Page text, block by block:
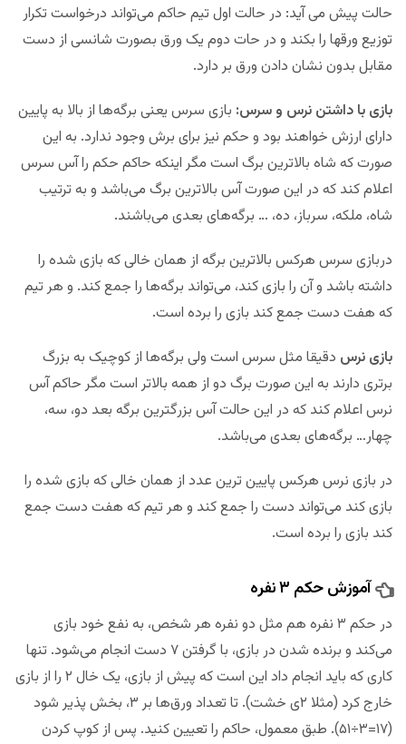
حالت پیش می آید: در حالت اول تیم حاکم می‌تواند درخواست تکرار
توزیع ورقها را بکند و در حات دوم یک ورق بصورت شانسی از دست
مقابل بدون نشان دادن ورق بر دارد.
بازی با داشتن نرس و سرس: بازی سرس یعنی برگه‌ها از بالا به پایین
دارای ارزش خواهند بود و حکم نیز برای برش وجود ندارد. به این
صورت که شاه بالاترین برگ است مگر اینکه حاکم حکم را آس سرس
اعلام کند که در این صورت آس بالاترین برگ می‌باشد و به ترتیب
شاه، ملکه، سرباز، ده، … برگه‌های بعدی می‌باشند.
دربازی سرس هرکس بالاترین برگه از همان خالی که بازی شده را
داشته باشد و آن را بازی کند، می‌تواند برگه‌ها را جمع کند. و هر تیم
که هفت دست جمع کند بازی را برده است.
بازی نرس دقیقا مثل سرس است ولی برگه‌ها از کوچیک به بزرگ
برتری دارند به این صورت برگ دو از همه بالاتر است مگر حاکم آس
نرس اعلام کند که در این حالت آس بزرگترین برگه بعد دو، سه،
چهار… برگه‌های بعدی می‌باشد.
در بازی نرس هرکس پایین ترین عدد از همان خالی که بازی شده را
بازی کند می‌تواند دست را جمع کند و هر تیم که هفت دست جمع
کند بازی را برده است.
آموزش حکم ۳ نفره
در حکم ۳ نفره هم مثل دو نفره هر شخص، به نفع خود بازی
می‌کند و برنده شدن در بازی، با گرفتن ۷ دست انجام می‌شود. تنها
کاری که باید انجام داد این است که پیش از بازی، یک خال ۲ را از بازی
خارج کرد (مثلا ۲‌ی خشت). تا تعداد ورق‌ها بر ۳، بخش پذیر شود
(۱۷=۳÷۵۱). طبق معمول، حاکم را تعیین کنید. پس از کوپ کردن